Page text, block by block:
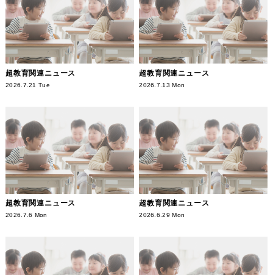
超教育関連ニュース
2026.7.21 Tue
超教育関連ニュース
2026.7.13 Mon
超教育関連ニュース
2026.7.6 Mon
超教育関連ニュース
2026.6.29 Mon